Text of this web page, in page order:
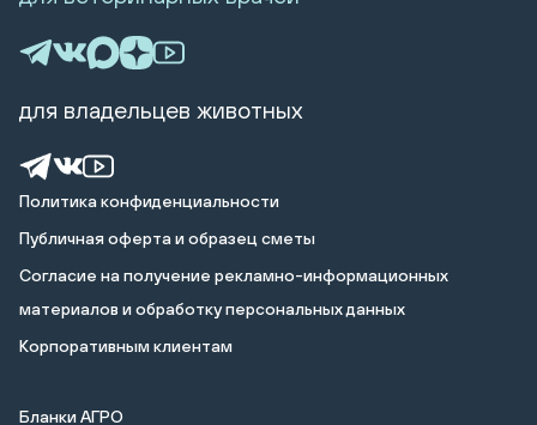
Политика конфиденциальности
Публичная оферта и образец сметы
Cогласие на получение рекламно-информационных
материалов и обработку персональных данных
Корпоративным клиентам
Бланки АГРО
для владельцев животных